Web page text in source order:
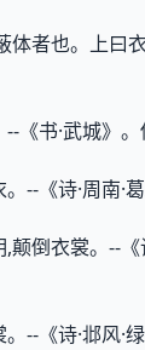
体者也。上曰
《书·武城》
--《诗·周南·葛
颠倒衣裳。--《
--《诗·邶风·绿